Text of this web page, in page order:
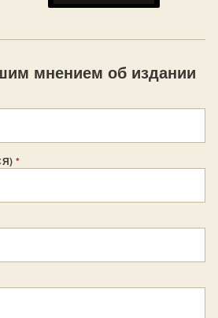
мнением об издании
*